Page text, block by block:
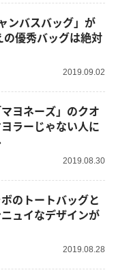
ンバスバッグ」が
優秀バッグは絶対
2019.09.02
ヨネーズ」のクオ
ラーじゃない人に
2019.08.30
のトートバッグと
ュイなデザインが
2019.08.28